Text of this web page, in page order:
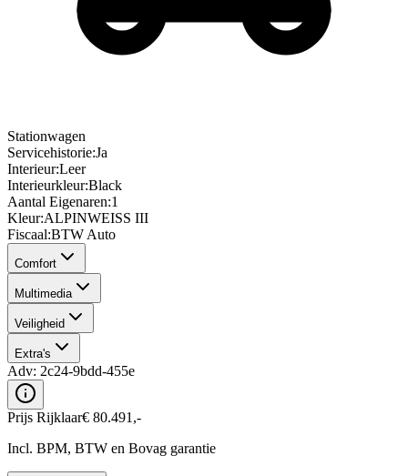
Stationwagen
Servicehistorie:Ja
Interieur:Leer
Interieurkleur:Black
Aantal Eigenaren:1
Kleur:ALPINWEISS III
Fiscaal:BTW Auto
Comfort
Multimedia
Veiligheid
Extra's
Adv: 2c24-9bdd-455e
Prijs Rijklaar€ 80.491 ,-
Incl. BPM, BTW en Bovag garantie